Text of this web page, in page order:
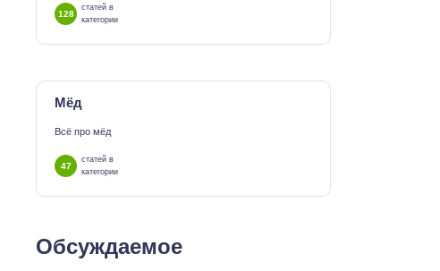
128
статей в
категории
Мёд
Всё про мёд
47
статей в
категории
Обсуждаемое